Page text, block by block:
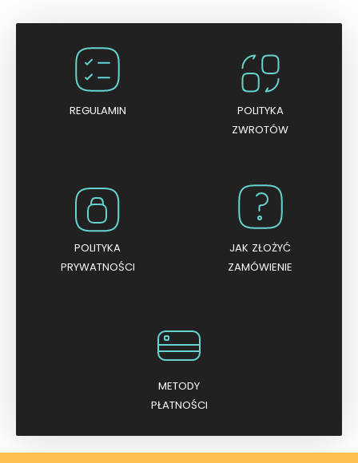
n
a
5
REGULAMIN
POLITYKA
ZWROTÓW
POLITYKA
PRYWATNOŚCI
JAK ZŁOŻYĆ
ZAMÓWIENIE
METODY
PŁATNOŚCI